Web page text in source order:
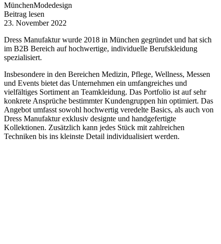
MünchenModedesign
Beitrag lesen
23. November 2022
Dress Manufaktur wurde 2018 in München gegründet und hat sich
im B2B Bereich auf hochwertige, individuelle Berufskleidung
spezialisiert.
Insbesondere in den Bereichen Medizin, Pflege, Wellness, Messen
und Events bietet das Unternehmen ein umfangreiches und
vielfältiges Sortiment an Teamkleidung. Das Portfolio ist auf sehr
konkrete Ansprüche bestimmter Kundengruppen hin optimiert. Das
Angebot umfasst sowohl hochwertig veredelte Basics, als auch von
Dress Manufaktur exklusiv designte und handgefertigte
Kollektionen. Zusätzlich kann jedes Stück mit zahlreichen
Techniken bis ins kleinste Detail individualisiert werden.